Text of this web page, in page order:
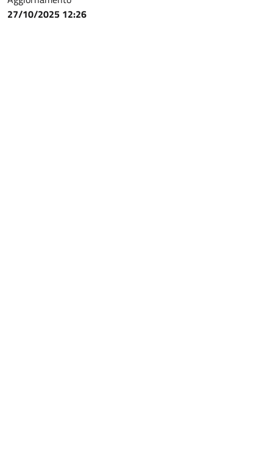
27/10/2025 12:26